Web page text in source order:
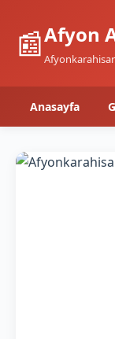
📰Afyon
Anasayfa